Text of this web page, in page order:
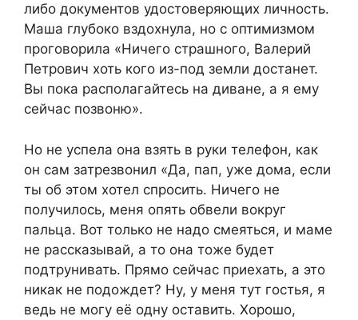
либо документов удостоверяющих личность.
Маша глубоко вздохнула, но с оптимизмом
проговорила «Ничего страшного, Валерий
Петрович хоть кого из-под земли достанет.
Вы пока располагайтесь на диване, а я ему
сейчас позвоню».
Но не успела она взять в руки телефон, как
он сам затрезвонил «Да, пап, уже дома, если
ты об этом хотел спросить. Ничего не
получилось, меня опять обвели вокруг
пальца. Вот только не надо смеяться, и маме
не рассказывай, а то она тоже будет
подтрунивать. Прямо сейчас приехать, а это
никак не подождет? Ну, у меня тут гостья, я
ведь не могу её одну оставить. Хорошо,